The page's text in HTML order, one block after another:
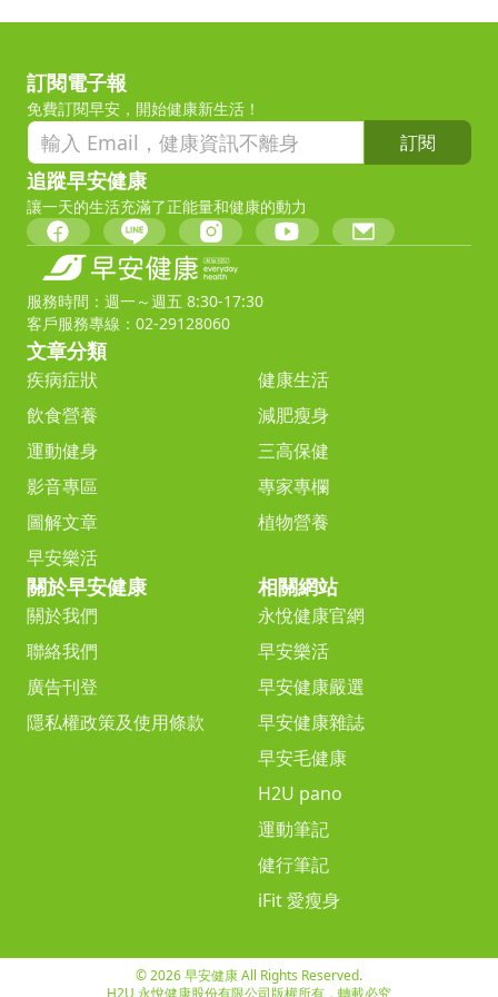
訂閱電子報
免費訂閱早安，開始健康新生活！
訂閱
追蹤早安健康
讓一天的生活充滿了正能量和健康的動力
服務時間：週一～週五 8:30-17:30
客戶服務專線：02-29128060
文章分類
疾病症狀
健康生活
飲食營養
減肥瘦身
運動健身
三高保健
影音專區
專家專欄
圖解文章
植物營養
早安樂活
關於早安健康
關於我們
聯絡我們
廣告刊登
隱私權政策及使用條款
相關網站
永悅健康官網
早安樂活
早安健康嚴選
早安健康雜誌
早安毛健康
H2U pano
運動筆記
健行筆記
iFit 愛瘦身
© 2026 早安健康 All Rights Reserved.
H2U 永悅健康股份有限公司版權所有，轉載必究